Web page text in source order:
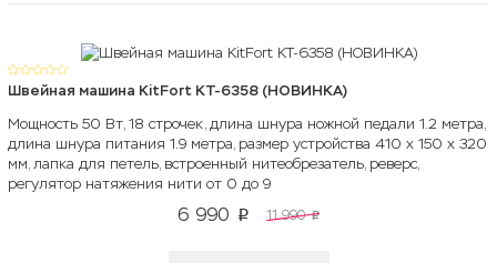
Швейная машина KitFort KT-6358 (НОВИНКА)
Мощность 50 Вт, 18 строчек, длина шнура ножной педали 1.2 метра,
длина шнура питания 1.9 метра, размер устройства 410 x 150 x 320
мм, лапка для петель, встроенный нитеобрезатель, реверс,
регулятор натяжения нити от 0 до 9
6 990 p 11 990 p